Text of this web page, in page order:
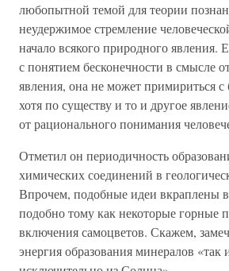
любопытной темой для теории
неудержимое стремление
начало всякого природного явления.
с понятием бесконечности в смысле
явления, она не может примириться с
хотя по существу и то и другое
от рационального понимания
Отметил он периодичность
химических соединений в
Впрочем, подобные идеи вкраплены в
подобно тому как некоторые горные
включения самоцветов. Скажем,
энергия образования минералов «так